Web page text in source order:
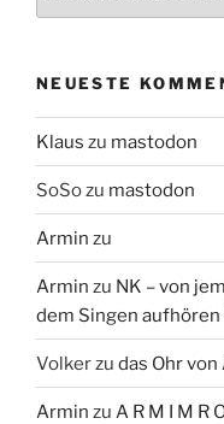
NEUESTE
Klaus zu mastodon
SoSozu mastodon
Armin zu
Armin zu NK – von
dem Singen aufhören
Volkerzu das Ohr
Armin zu A R M I M R